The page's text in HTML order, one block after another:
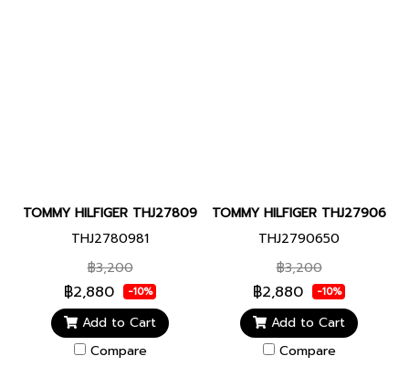
TOMMY HILFIGER THJ2780981 LAYERED SET WOMEN
THJ2780981
฿3,200
฿2,880 -10%
Add to Cart
Compare
TOMMY HILFIGER THJ2790650
THJ2790650
฿3,200
฿2,880 -10%
Add to Cart
Compare